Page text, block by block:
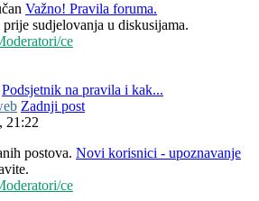
Važno! Pravila foruma.
sudjelovanja u diskusijama.
ce
Podsjetnik na pravila i kak...
Zadnji post
21:22
Novi korisnici - upoznavanje
ce